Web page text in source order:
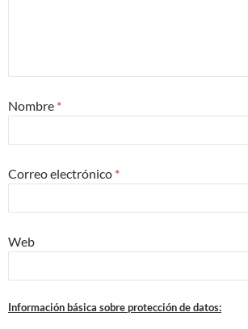
Nombre *
Correo electrónico *
Web
Información básica sobre protección de datos: